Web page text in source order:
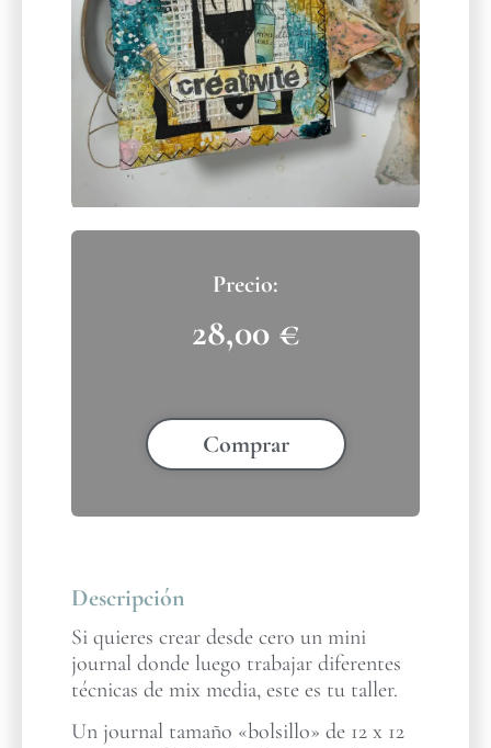
28,00 €
Comprar
Descripción
Si quieres crear desde cero un mini
journal donde luego trabajar diferentes
técnicas de mix media, este es tu taller.
Un journal tamaño «bolsillo» de 12 x 12